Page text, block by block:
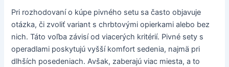
Pri rozhodovaní o kúpe pivného setu sa často objavuje
otázka, či zvoliť variant s chrbtovými opierkami alebo bez
nich. Táto voľba závisí od viacerých kritérií. Pivné sety s
operadlami poskytujú vyšší komfort sedenia, najmä pri
dlhších posedeniach. Avšak, zaberajú viac miesta, a to